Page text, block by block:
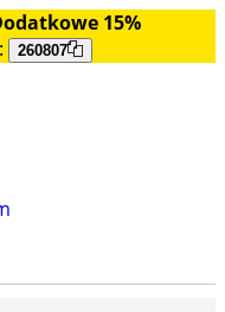
15%
260807